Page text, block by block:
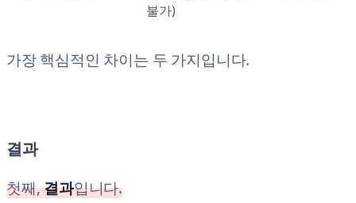
불가)
가장 핵심적인 차이는 두 가지입니다.
결과
첫째,결과입니다.